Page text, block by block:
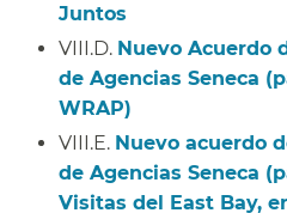
Juntos
VIII.D. Nuevo Acuerdo
de Agencias Seneca
WRAP)
VIII.E. Nuevo acuerdo
de Agencias Seneca
Visitas del East Bay,